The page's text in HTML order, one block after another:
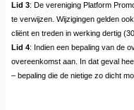
Lid 3: De vereniging Platform
te verwijzen. Wijzigingen gelden
cliënt en treden in werking dertig
Lid 4: Indien een bepaling van de
overeenkomst aan. In dat geval
– bepaling die de nietige zo dicht